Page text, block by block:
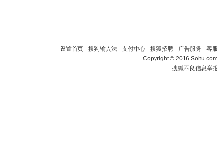
设置首页 - 搜狗输入法 - 支付中心 - 搜狐招聘 - 广告服务 - 客
Copyright©2016
搜狐不良信息举